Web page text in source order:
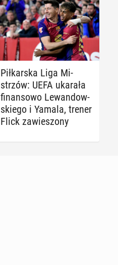
Pił­kar­ska Liga Mi­
strzów: UEFA ukarała
fi­nan­so­wo Le­wan­dow­
skie­go i Yamala, trener
Flick za­wie­szo­ny